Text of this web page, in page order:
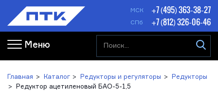
МСК +7 (495) 363-38-27
СПб +7 (812) 326-06-46
Меню
Главная Каталог Редукторы и регуляторы
Редукторы
Редуктор ацетиленовый БАО-5-1,5